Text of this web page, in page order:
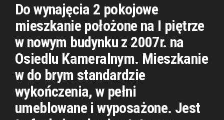
Do wynajęcia 2 pokojowe
mieszkanie położone na I piętrze
w nowym budynku z 2007r. na
Osiedlu Kameralnym. Mieszkanie
w do brym standardzie
wykończenia, w pełni
umeblowane i wyposażone. Jest